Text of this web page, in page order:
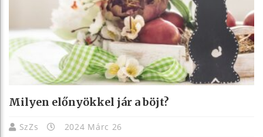
Milyen előnyökkel jár a böjt?
SzZs 2024 Márc 26